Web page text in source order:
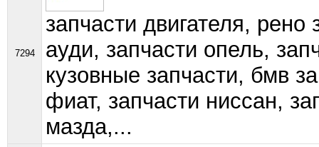
7294
запчасти двигателя,
ауди, запчасти опель,
кузовные запчасти, бмв
фиат, запчасти ниссан,
мазда,...